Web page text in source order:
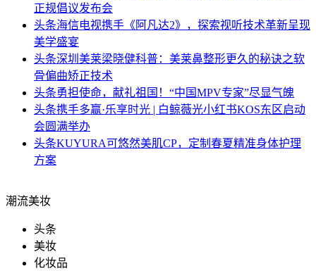
正规倡议发布会
头条海信电视携手《阿凡达2》，探索视听技术革新呈现
美学盛宴
头条深圳美莱梁晓健科普：美莱鼻整形更久的秘诀之软
骨偏曲矫正技术
头条勇担使命，献礼祖国！“中国MPV专家”尽显气魄
头条携手多赢·乐享时光 | 白鲸薇光小红书KOS东区启动
会圆满举办
头条KUYURA可悠然美肌CP，定制春夏精准身体护理
方案
潮流美妆
头条
美妆
化妆品